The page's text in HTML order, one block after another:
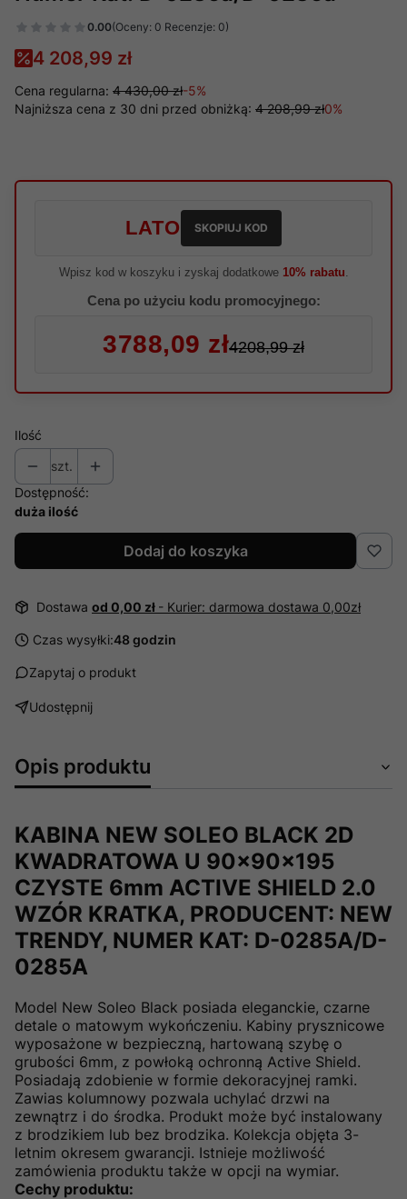
0.00(Oceny: 0 Recenzje: 0)
4 208,99 zł
Cena regularna: 4 430,00 zł-5%
Najniższa cena z 30 dni przed obniżką: 4 208,99 zł0%
LATO SKOPIUJ KOD
Wpisz kod w koszyku i zyskaj dodatkowe 10% rabatu
Cena po użyciu kodu promocyjnego:
3788,09 zł4208,99 zł
Ilość
szt.
Dostępność:
duża ilość
Dodaj do koszyka
Dostawa od 0,00 zł - Kurier: darmowa dostawa 0,00zł
Czas wysyłki:48 godzin
Zapytaj o produkt
Udostępnij
Opis produktu
KABINA NEW SOLEO BLACK 2D
KWADRATOWA U 90x90x195
CZYSTE 6mm ACTIVE SHIELD 2.0
WZÓR KRATKA, PRODUCENT: NEW
TRENDY, NUMER KAT: D-0285A/D-
0285A
Model New Soleo Black posiada eleganckie, czarne
detale o matowym wykończeniu. Kabiny prysznicowe
wyposażone w bezpieczną, hartowaną szybę o
grubości 6mm, z powłoką ochronną Active Shield.
Posiadają zdobienie w formie dekoracyjnej ramki.
Zawias kolumnowy pozwala uchylać drzwi na
zewnątrz i do środka. Produkt może być instalowany
z brodzikiem lub bez brodzika. Kolekcja objęta 3-
letnim okresem gwarancji. Istnieje możliwość
zamówienia produktu także w opcji na wymiar.
Cechy produktu: